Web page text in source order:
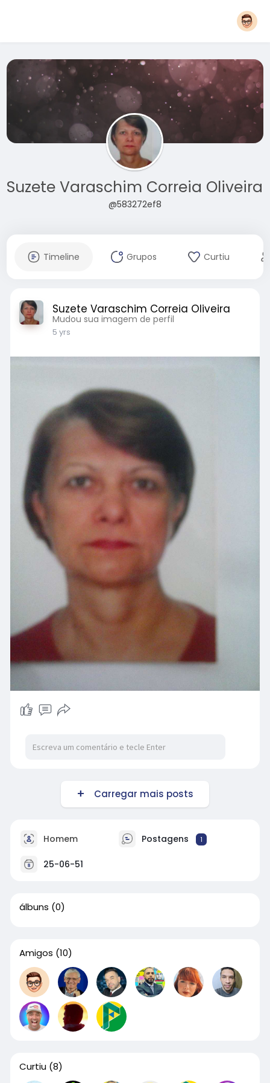
Suzete Varaschim Correia Oliveira
@583272ef8
Timeline Grupos Curtiu
Suzete Varaschim Correia Oliveira
Mudou sua imagem de perfil
5 yrs
Carregar mais posts
Homem Postagens 1
25-06-51
álbuns (0)
Amigos (10)
Curtiu (8)